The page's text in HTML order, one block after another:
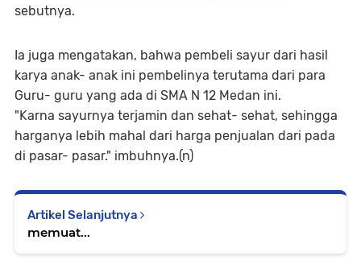
sebutnya.
Ia juga mengatakan, bahwa pembeli sayur dari hasil
karya anak- anak ini pembelinya terutama dari para
Guru- guru yang ada di SMA N 12 Medan ini.
"Karna sayurnya terjamin dan sehat- sehat, sehingga
harganya lebih mahal dari harga penjualan dari pada
di pasar- pasar." imbuhnya.(n)
Artikel Selanjutnya
memuat...